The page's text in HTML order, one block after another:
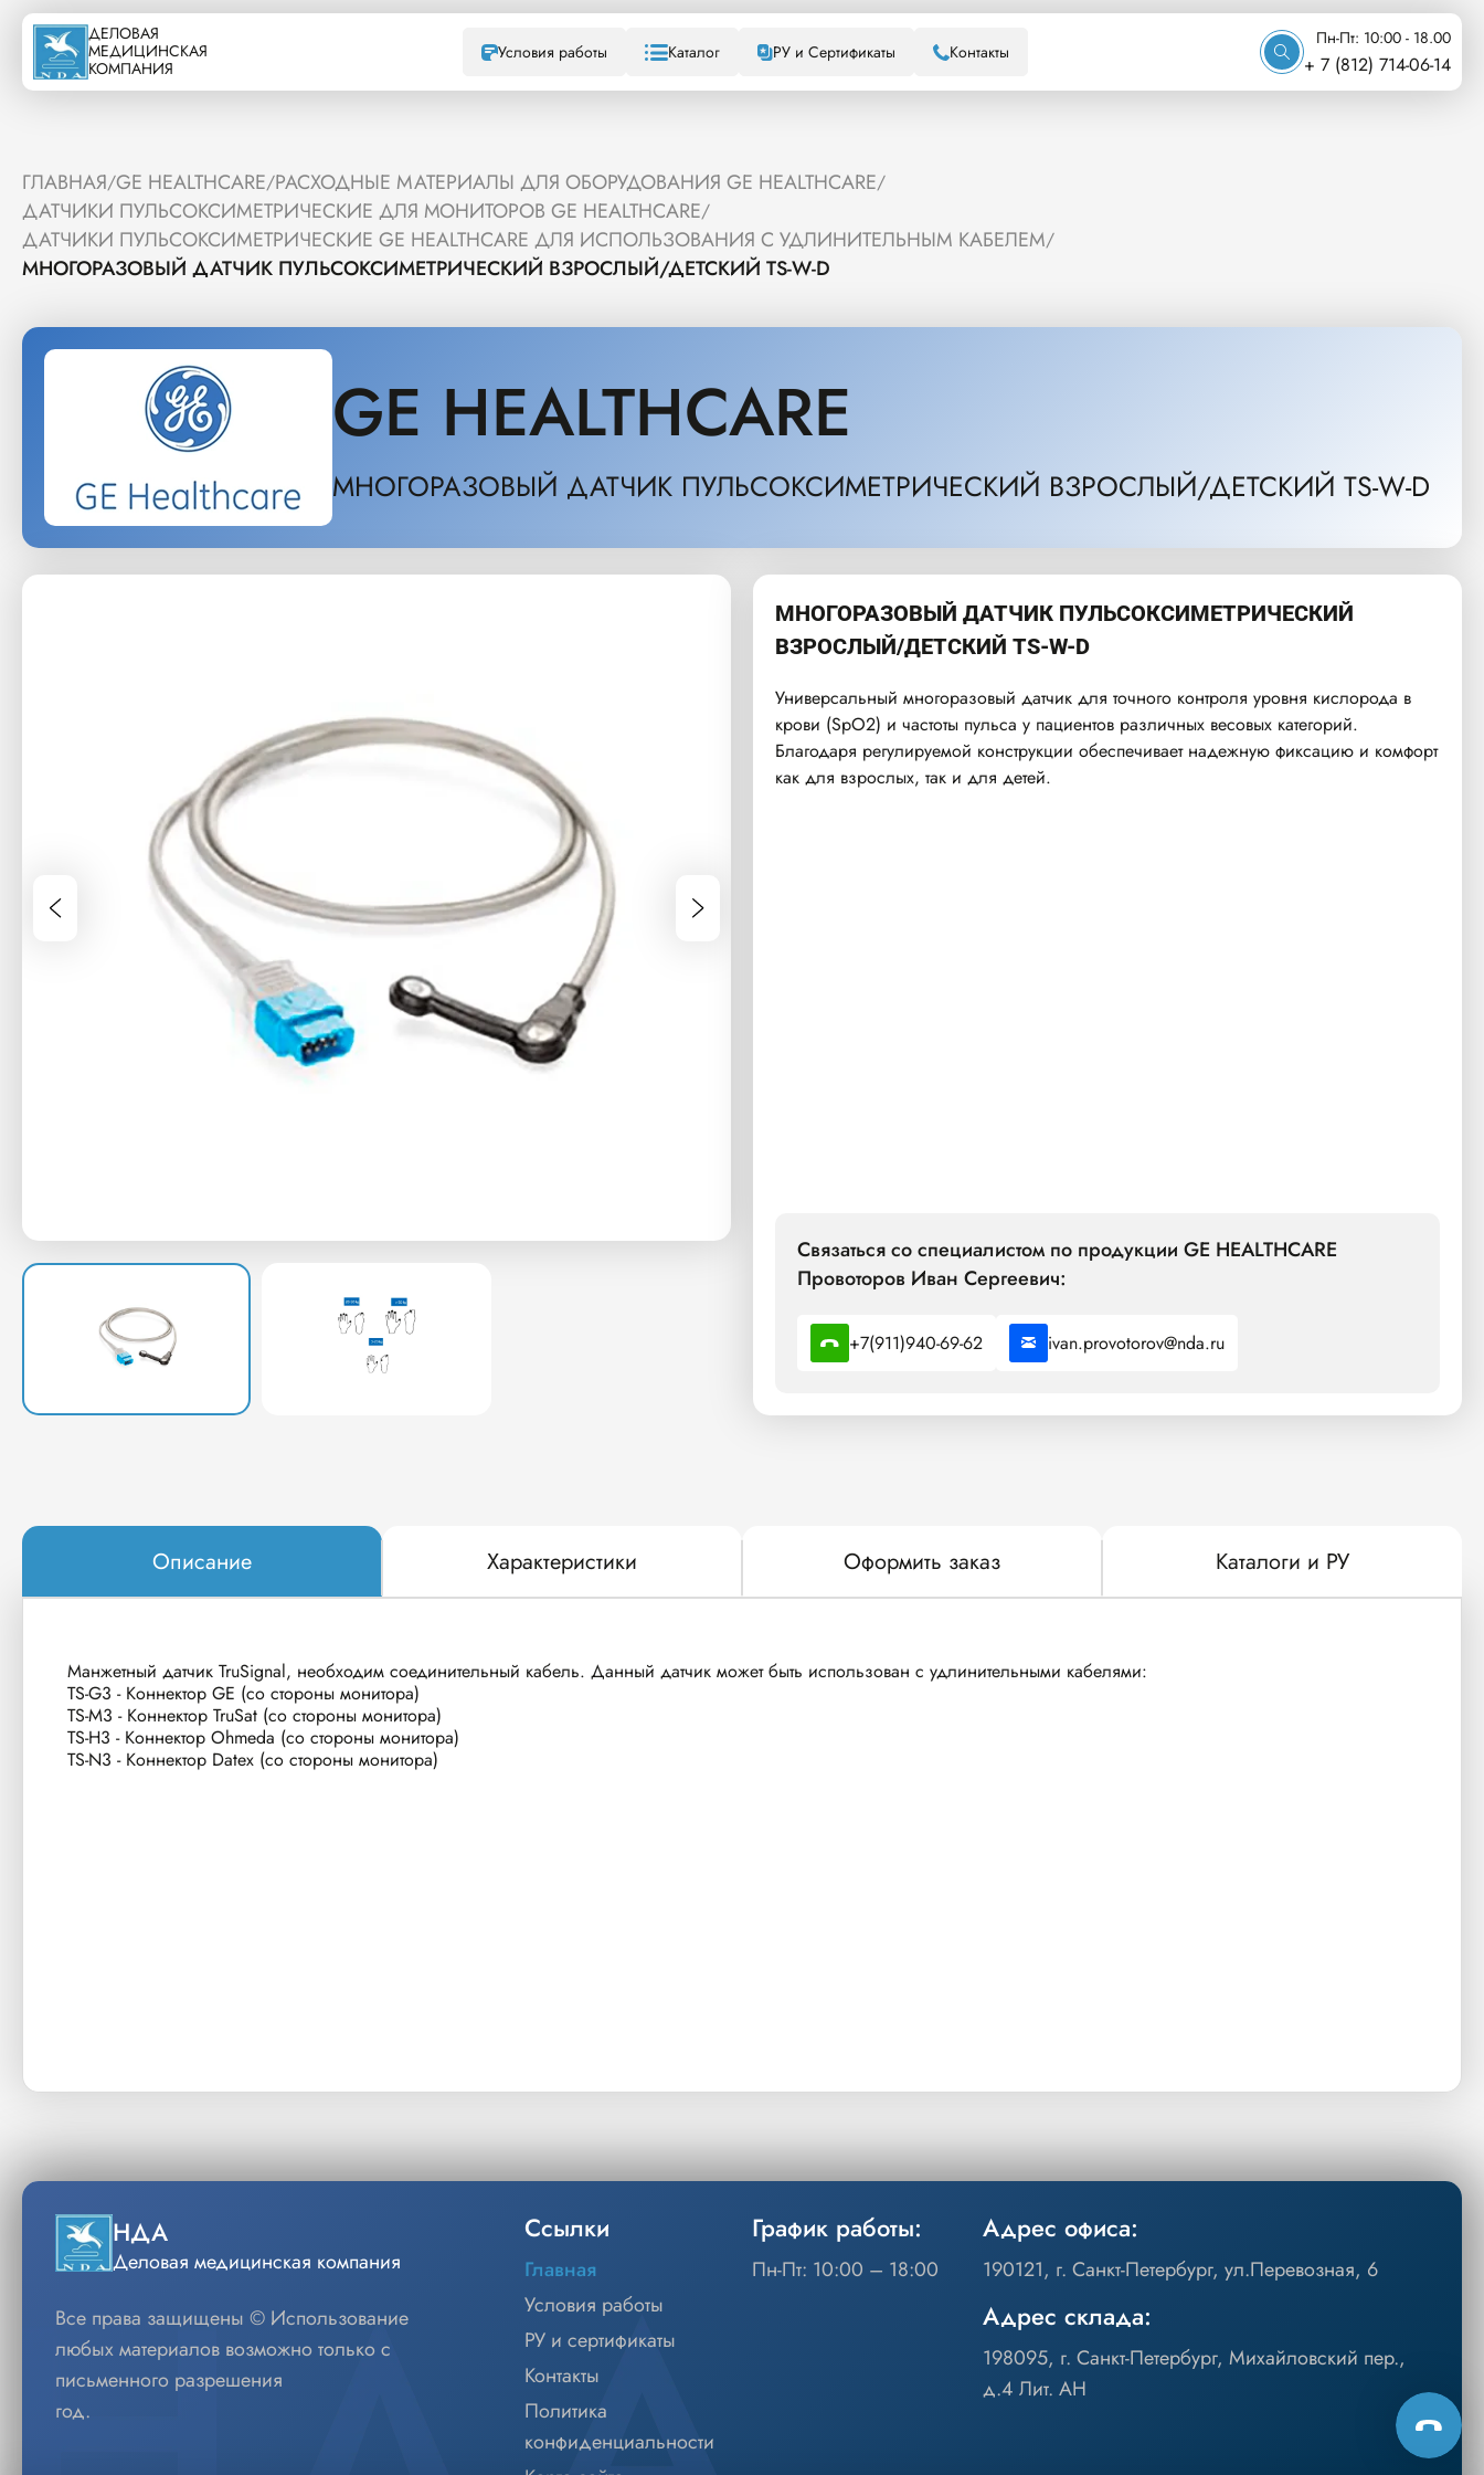
ДЕЛОВАЯ
МЕДИЦИНСКАЯ
КОМПАНИЯ
Условия работы Каталог РУ и Сертификаты Контакты
Пн-Пт: 10:00 - 18.00
+ 7 (812) 714-06-14
ГЛАВНАЯ/GE HEALTHCARE/РАСХОДНЫЕ МАТЕРИАЛЫ ДЛЯ ОБОРУДОВАНИЯ GE HEALTHCARE/
ДАТЧИКИ ПУЛЬСОКСИМЕТРИЧЕСКИЕ ДЛЯ МОНИТОРОВ GE HEALTHCARE/
ДАТЧИКИ ПУЛЬСОКСИМЕТРИЧЕСКИЕ GE HEALTHCARE ДЛЯ ИСПОЛЬЗОВАНИЯ С УДЛИНИТЕЛЬНЫМ КАБЕЛЕМ/
МНОГОРАЗОВЫЙ ДАТЧИК ПУЛЬСОКСИМЕТРИЧЕСКИЙ ВЗРОСЛЫЙ/ДЕТСКИЙ TS-W-D
GE HEALTHCARE
МНОГОРАЗОВЫЙ ДАТЧИК ПУЛЬСОКСИМЕТРИЧЕСКИЙ ВЗРОСЛЫЙ/ДЕТСКИЙ TS-W-D
МНОГОРАЗОВЫЙ ДАТЧИК ПУЛЬСОКСИМЕТРИЧЕСКИЙ
ВЗРОСЛЫЙ/ДЕТСКИЙ TS-W-D
Универсальный многоразовый датчик для точного контроля уровня кислорода в
крови (SpO2) и частоты пульса у пациентов различных весовых категорий.
Благодаря регулируемой конструкции обеспечивает надежную фиксацию и комфорт
как для взрослых, так и для детей.
Связаться со специалистом по продукции GE HEALTHCARE
Провоторов Иван Сергеевич:
+7(911)940-69-62 ivan.provotorov@nda.ru
Описание Характеристики Оформить заказ Каталоги и РУ
Манжетный датчик TruSignal, необходим соединительный кабель. Данный датчик может быть использован с удлинительными кабелями:
TS-G3 - Коннектор GE (со стороны монитора)
TS-M3 - Коннектор TruSat (со стороны монитора)
TS-H3 - Коннектор Ohmeda (со стороны монитора)
TS-N3 - Коннектор Datex (со стороны монитора)
НДА
Деловая медицинская компания
Все права защищены © Использование
любых материалов возможно только с
письменного разрешения
год.
Ссылки
Главная
Условия работы
РУ и сертификаты
Контакты
Политика
конфиденциальности
График работы:
Пн-Пт: 10:00 – 18:00
Адрес офиса:
190121, г. Санкт-Петербург, ул.Перевозная, 6
Адрес склада:
198095, г. Санкт-Петербург, Михайловский пер.,
д.4 Лит. АН